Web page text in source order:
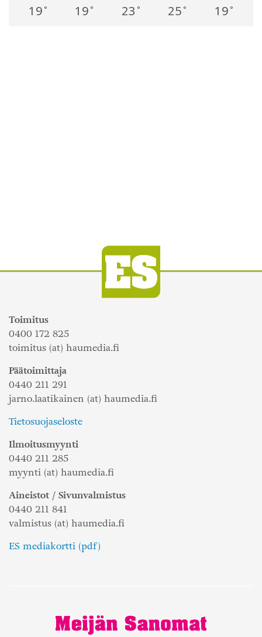
19 ° 19 ° 23 ° 25 ° 19 °
Toimitus
0400 172 825
toimitus (at) haumedia.fi
Päätoimittaja
0440 211 291
jarno.laatikainen (at) haumedia.fi
Tietosuojaseloste
Ilmoitusmyynti
0440 211 285
myynti (at) haumedia.fi
Aineistot / Sivunvalmistus
0440 211 841
valmistus (at) haumedia.fi
ES mediakortti (pdf)